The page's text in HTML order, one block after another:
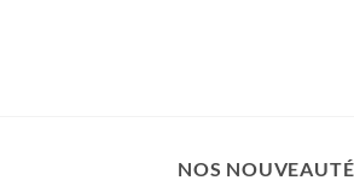
NOS